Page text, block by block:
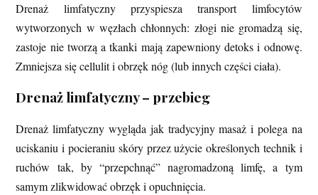
Drenaż limfatyczny przyspiesza transport limfocytów
wytworzonych w węzłach chłonnych: złogi nie gromadzą się,
zastoje nie tworzą a tkanki mają zapewniony detoks i odnowę.
Zmniejsza się cellulit i obrzęk nóg (lub innych części ciała).
Drenaż limfatyczny – przebieg
Drenaż limfatyczny wygląda jak tradycyjny masaż i polega na
uciskaniu i pocieraniu skóry przez użycie określonych technik i
ruchów tak, by “przepchnąć” nagromadzoną limfę, a tym
samym zlikwidować obrzęk i opuchnięcia.